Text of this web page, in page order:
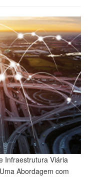
Infraestrutura Viária
Abordagem com